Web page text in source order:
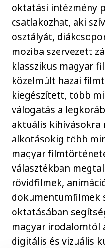
oktatási intézmény
csatlakozhat, aki
osztályát,
moziba szervezett
klasszikus magyar
közelmúlt hazai
kiegészített, több
válogatás a
aktuális kihívásokra
alkotásokig több
magyar
választékban
rövidfilmek,
dokumentumfilmek
oktatásában
magyar irodalomtól
digitális és vizuális